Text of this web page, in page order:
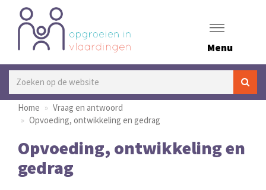
Menu
Home
Vraag en antwoord
Opvoeding, ontwikkeling en gedrag
Opvoeding, ontwikkeling en
gedrag